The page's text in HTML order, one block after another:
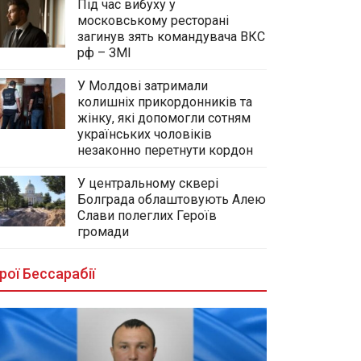
Під час вибуху у
московському ресторані
загинув зять командувача ВКС
рф – ЗМІ
У Молдові затримали
колишніх прикордонників та
жінку, які допомогли сотням
українських чоловіків
незаконно перетнути кордон
У центральному сквері
Болграда облаштовують Алею
Слави полеглих Героїв
громади
Бессарабії